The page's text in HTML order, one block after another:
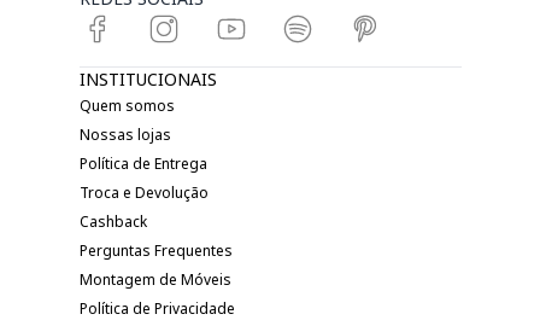
INSTITUCIONAIS
Quem somos
Nossas lojas
Política de Entrega
Troca e Devolução
Cashback
Perguntas Frequentes
Montagem de Móveis
Política de Privacidade